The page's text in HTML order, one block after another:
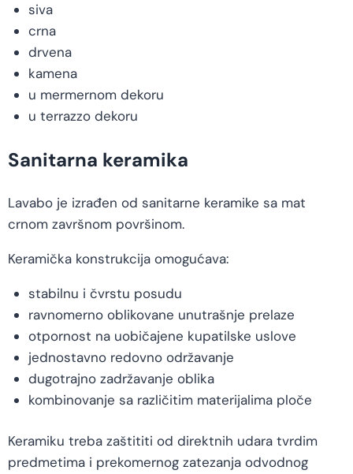
siva
crna
drvena
kamena
u mermernom dekoru
u terrazzo dekoru
Sanitarna keramika
Lavabo je izrađen od sanitarne keramike sa mat
crnom završnom površinom.
Keramička konstrukcija omogućava:
stabilnu i čvrstu posudu
ravnomerno oblikovane unutrašnje prelaze
otpornost na uobičajene kupatilske uslove
jednostavno redovno održavanje
dugotrajno zadržavanje oblika
kombinovanje sa različitim materijalima ploče
Keramiku treba zaštititi od direktnih udara tvrdim
predmetima i prekomernog zatezanja odvodnog